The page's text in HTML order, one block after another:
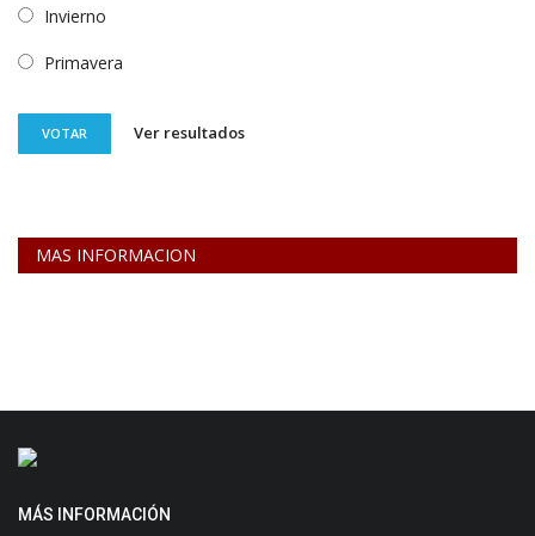
Invierno
Primavera
VOTAR Ver resultados
MAS INFORMACION
MÁS INFORMACIÓN